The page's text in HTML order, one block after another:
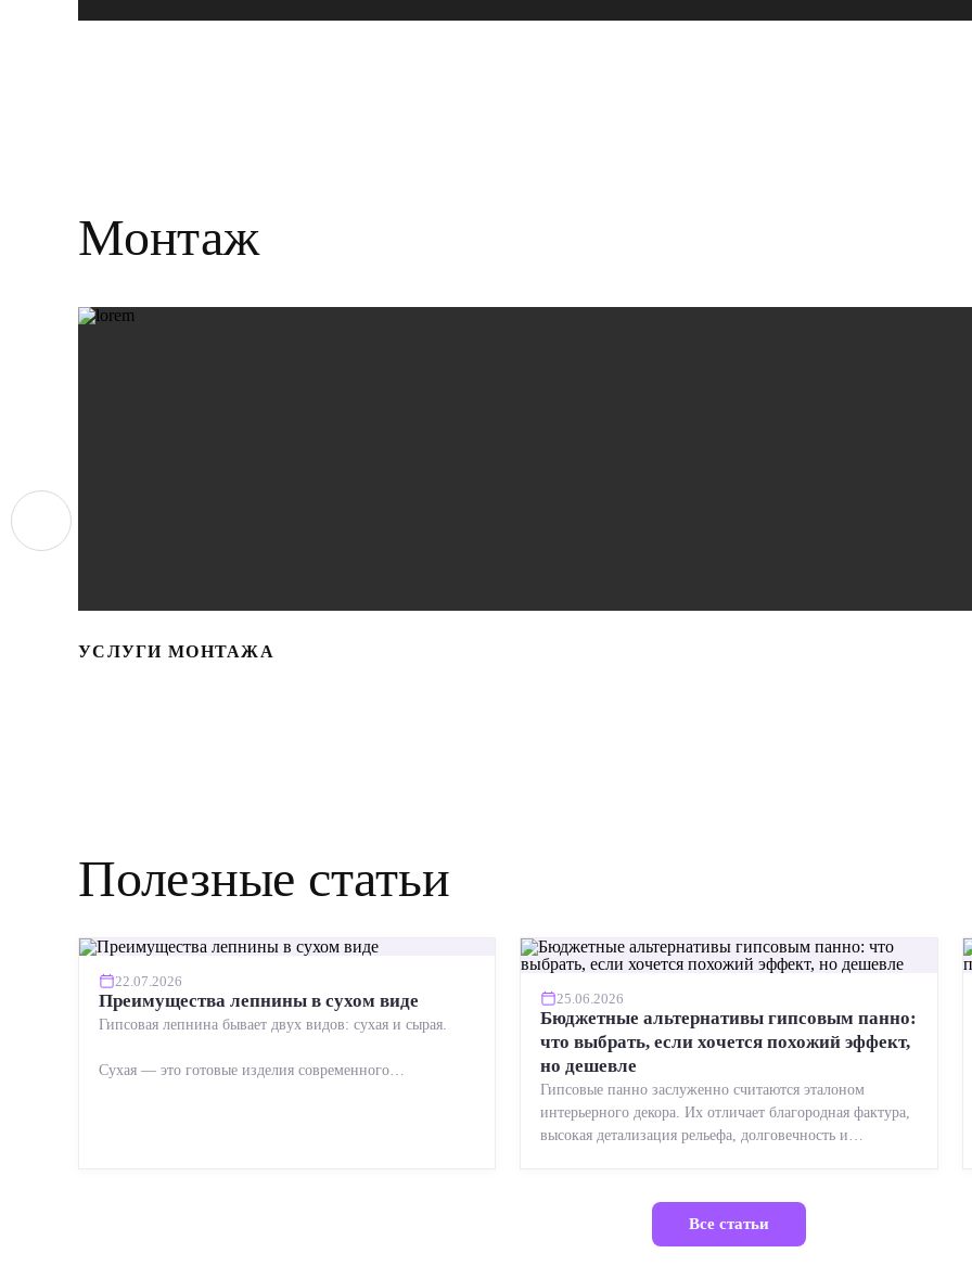
Монтаж
УСЛУГИ МОНТАЖА
Полезные статьи
22.07.2026
Преимущества лепнины в сухом виде
Гипсовая лепнина бывает двух видов: сухая и сырая.
Сухая — это готовые изделия современного
25.06.2026
Бюджетные альтернативы гипсовым панно:
что выбрать, если хочется похожий эффект,
но дешевле
Гипсовые панно заслуженно считаются эталоном
интерьерного декора. Их отличает благородная фактура,
высокая детализация рельефа, долговечность и
Все статьи